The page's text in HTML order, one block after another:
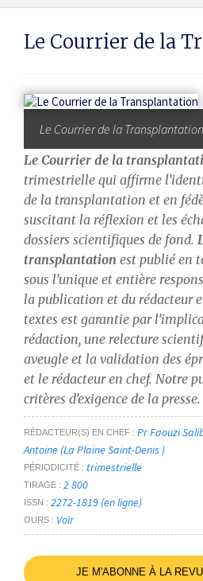
Publication
Thématiques
Dates
Du
Le Courrier de la
Le Courrier de la Transplantation
Le Courrier de la
trimestrielle qui affirme
de la transplantation et en
suscitant la réflexion et les
dossiers scientifiques de fond.
transplantation est publié en
sous l’unique et entière
la publication et du rédacteur
textes est garantie par
rédaction, une relecture
aveugle et la validation des
et le rédacteur en chef. Notre
critères d’exigence de la presse.
RÉDACTEUR(S) EN CHEF
Pr Faouzi
Antoine (La Plaine Saint-Denis )
PÉRIODICITÉ trimestrielle
TIRAGE 2 800
ISSN 2272-1819 (en ligne)
OURS Voir
JE M'ABONNE À LA